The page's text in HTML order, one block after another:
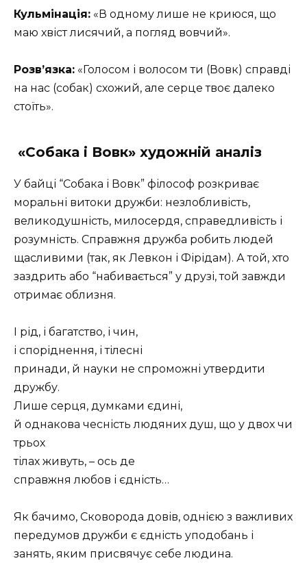
Кульмінація: «В одному лише не криюся, що
маю хвіст лисячий, а погляд вовчий».
Розв’язка: «Голосом і волосом ти (Вовк) справді
на нас (собак) схожий, але серце твоє далеко
стоїть».
«Собака і Вовк» художній аналіз
У байці “Собака і Вовк” філософ розкриває
моральні витоки дружби: незлобливість,
великодушність, милосердя, справедливість і
розумність. Справжня дружба робить людей
щасливими (так, як Левкон і Фірідам). А той, хто
заздрить або “набивається” у друзі, той завжди
отримає облизня.
І рід, і багатство, і чин,
і споріднення, і тілесні
принади, й науки не спроможні утвердити
дружбу.
Лише серця, думками єдині,
й однакова чесність людяних душ, що у двох чи
трьох
тілах живуть, – ось де
справжня любов і єдність…
Як бачимо, Сковорода довів, однією з важливих
передумов дружби є єдність уподобань і
занять, яким присвячує себе людина.